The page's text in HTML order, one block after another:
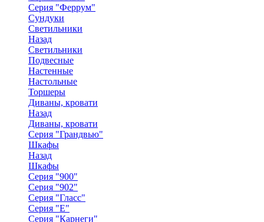
Серия "Феррум"
Сундуки
Светильники
Назад
Светильники
Подвесные
Настенные
Настольные
Торшеры
Диваны, кровати
Назад
Диваны, кровати
Серия "Грандвью"
Шкафы
Назад
Шкафы
Серия "900"
Серия "902"
Серия "Гласс"
Серия "Е"
Серия "Карнеги"